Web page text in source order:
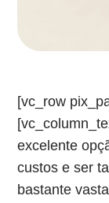
[vc_row
excelente
custos e ser
bastante